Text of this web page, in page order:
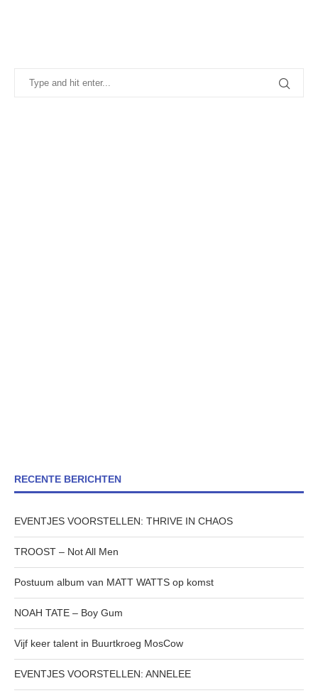
RECENTE BERICHTEN
EVENTJES VOORSTELLEN: THRIVE IN CHAOS
TROOST – Not All Men
Postuum album van MATT WATTS op komst
NOAH TATE – Boy Gum
Vijf keer talent in Buurtkroeg MosCow
EVENTJES VOORSTELLEN: ANNELEE